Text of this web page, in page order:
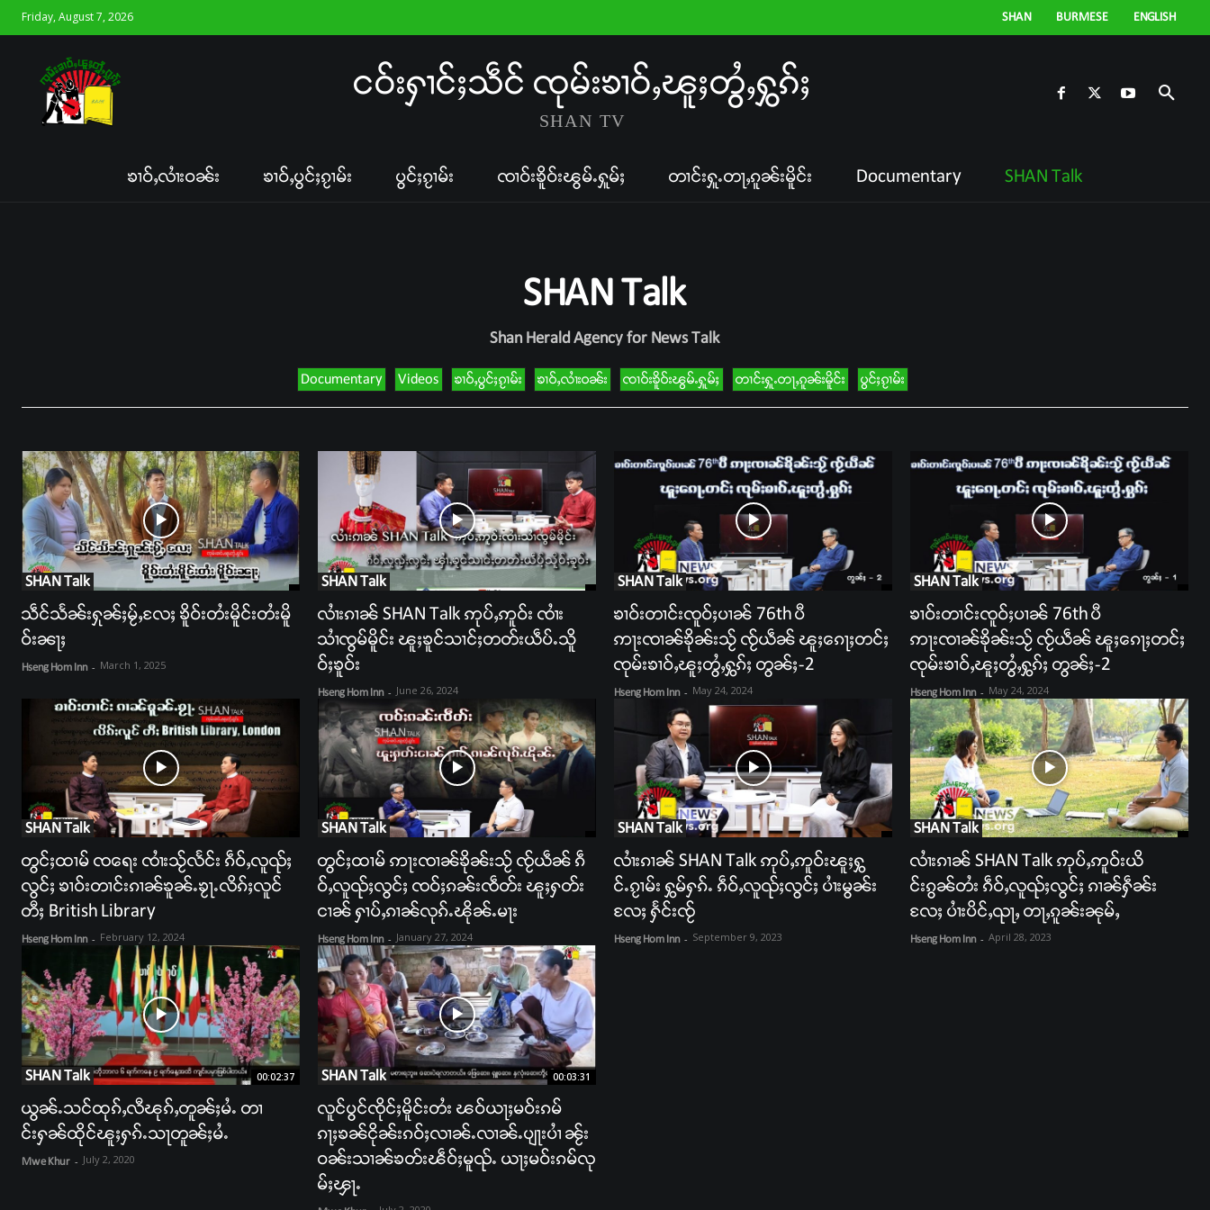
Friday, August 7, 2026 SHAN BURMESE ENGLISH
ငဝ်းႁၢင်ႈသဵင် ၸုမ်းၶၢဝ်ႇၽူႈတွႆႇႁွၵ်ႈ
SHAN TV
ၶၢဝ်ႇလၢႆးဝၼ်း ၶၢဝ်ႇပွင်ႈၵႂၢမ်း ပွင်ႈၵႂၢမ်း ၸၢဝ်းၶိူဝ်းၽွမ်ႉႁူမ်ႈ တၢင်းႁူႉတႃႇၵူၼ်းမိူင်း Documentary SHAN Talk
SHAN Talk
Shan Herald Agency for News Talk
Documentary Videos ၶၢဝ်ႇပွင်ႈၵႂၢမ်း ၶၢဝ်ႇလၢႆးဝၼ်း ၸၢဝ်းၶိူဝ်းၽွမ်ႉႁူမ်ႈ တၢင်းႁူႉတႃႇၵူၼ်းမိူင်း ပွင်ႈၵႂၢမ်း
SHAN Talk
သဵင်သႅၼ်းႁုၼ်ႈမႂ်ႇလႄႈ ၶိူဝ်းတႆးမိူင်းတႆးမိူ
ဝ်းၼႃႈ
Hseng Hom Inn - March 1, 2025
SHAN Talk
လၢႆးၵၢၼ် SHAN Talk ဢုပ်ႇဢူဝ်း ၸၢႆး
သၢႆၸွမ်မိူင်း ၽူႈၶူင်သၢင်ႈတတ်းယဵပ်ႉသိူ
ဝ်ႈၶူဝ်း
Hseng Hom Inn - June 26, 2024
SHAN Talk
ၶၢဝ်းတၢင်းၸူဝ်ႈပၢၼ် 76th ပီ
ဢႃးၸၢၼ်ၶိုၼ်းသႂ် ၸႂ်ယဵၼ် ၽူႈၵေႃႈတင်ႈ
ၸုမ်းၶၢဝ်ႇၽူႈတွႆႇႁွၵ်ႈ တွၼ်ႈ-2
Hseng Hom Inn - May 24, 2024
SHAN Talk
ၶၢဝ်းတၢင်းၸူဝ်ႈပၢၼ် 76th ပီ
ဢႃးၸၢၼ်ၶိုၼ်းသႂ် ၸႂ်ယဵၼ် ၽူႈၵေႃႈတင်ႈ
ၸုမ်းၶၢဝ်ႇၽူႈတွႆႇႁွၵ်ႈ တွၼ်ႈ-2
Hseng Hom Inn - May 24, 2024
SHAN Talk
တွင်ႈထၢမ် ၸရေး ၸၢႆးသႂ်လႅင်း ၵဵဝ်ႇလူၺ်ႈ
လွင်ႈ ၶၢဝ်းတၢင်းၵၢၼ်ၶူၼ်ႉၶႂႃႉလိၵ်ႈလူင်
တီႈ British Library
Hseng Hom Inn - February 12, 2024
SHAN Talk
တွင်ႈထၢမ် ဢႃးၸၢၼ်ၶိုၼ်းသႂ် ၸႂ်ယဵၼ် ၵဵ
ဝ်ႇလူၺ်ႈလွင်ႈ ၸဝ်ႈၵၼ်းၸဵတ်း ၽူႈႁတ်း
ငၢၼ် ႁၢပ်ႇၵၢၼ်လုၵ်ႉၽိုၼ်ႉမႃး
Hseng Hom Inn - January 27, 2024
SHAN Talk
လၢႆးၵၢၼ် SHAN Talk ဢုပ်ႇဢူဝ်းၽူႈႁွ
င်ႉၵႂၢမ်း ႁွမ်ႁၵ်ႉ ၵဵဝ်ႇလူၺ်ႈလွင်ႈ ပၢႆးမွၼ်း
လႄႈ ႁႅင်းၸႂ်
Hseng Hom Inn - September 9, 2023
SHAN Talk
လၢႆးၵၢၼ် SHAN Talk ဢုပ်ႇဢူဝ်းယိ
င်းၵွၼ်တႆး ၵဵဝ်ႇလူၺ်ႈလွင်ႈ ၵၢၼ်ႁဵၼ်း
လႄႈ ပၢႆးပိင်ႇၺႃႇ တႃႇၵူၼ်းၼုမ်ႇ
Hseng Hom Inn - April 28, 2023
SHAN Talk 00:02:37
ယွၼ်ႉသင်ထုၵ်ႇလီၽုၵ်ႇတူၼ်ႈမႆႉ တၢ
င်းႁၼ်ထိုင်ၽူႈႁၵ်ႉသႃတူၼ်ႈမႆႉ
Mwe Khur - July 2, 2020
SHAN Talk 00:03:31
လူင်ပွင်ၸိုင်ႈမိူင်းတႆး ၽဝ်ယႃႈမဝ်းၵမ်
ၵႃႈၶၼ်ငိုၼ်းၵဝ်ႈလၢၼ်ႉလၢၼ်ႉပျႃးပၢႆ ၼႂ်း
ဝၼ်းသၢၼ်ၶတ်းၽဵဝ်ႈမူၺ်ႉ ယႃႈမဝ်းၵမ်လု
မ်ႈၾႃႉ